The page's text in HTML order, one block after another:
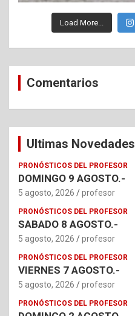
Load More...
Comentarios
Ultimas Novedades
PRONÓSTICOS DEL PROFESOR
DOMINGO 9 AGOSTO.-
5 agosto, 2026 profesor
PRONÓSTICOS DEL PROFESOR
SABADO 8 AGOSTO.-
5 agosto, 2026 profesor
PRONÓSTICOS DEL PROFESOR
VIERNES 7 AGOSTO.-
5 agosto, 2026 profesor
PRONÓSTICOS DEL PROFESOR